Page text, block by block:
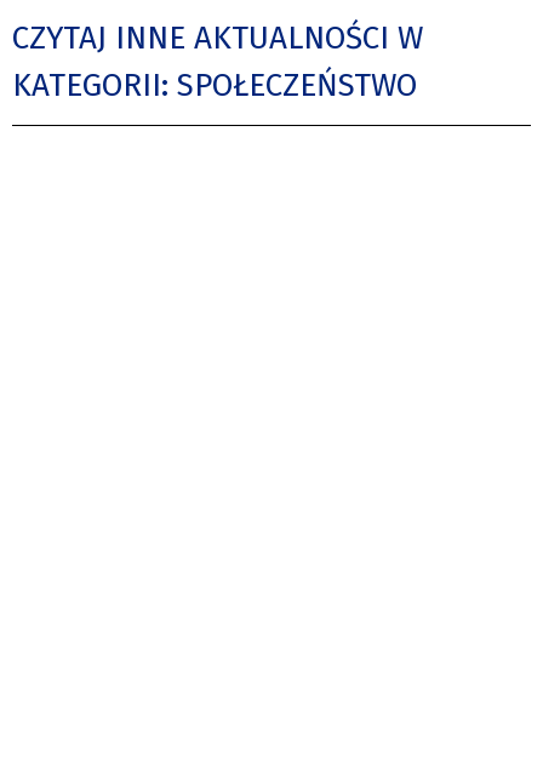
CZYTAJ INNE AKTUALNOŚCI W
KATEGORII: SPOŁECZEŃSTWO